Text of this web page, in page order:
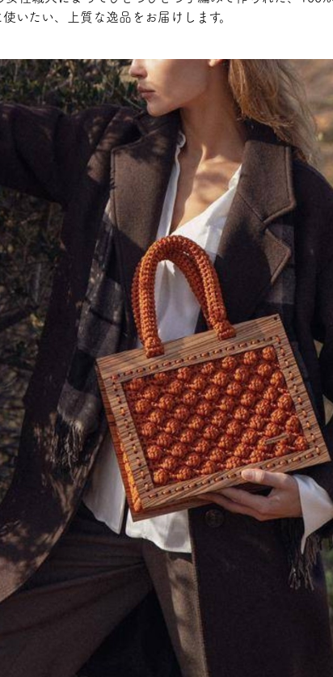
いたい、上質な逸品をお届けします。